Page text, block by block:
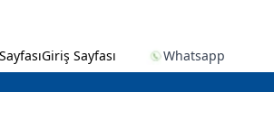
Giriş Sayfası Whatsapp